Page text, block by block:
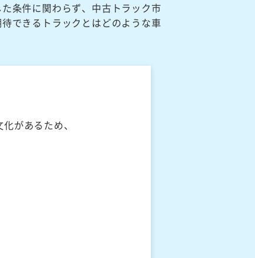
条件に関わらず、中古トラック市
できるトラックとはどのような車
があるため、